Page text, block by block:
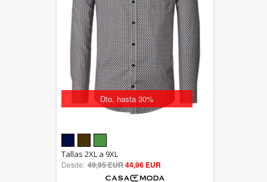
Dto. hasta 30%
5.00
out of 5
Tallas 2XL a 9XL
Desde: 49,95 EUR44,96 EUR